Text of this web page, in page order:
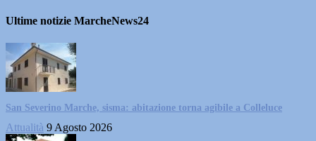
Ultime notizie MarcheNews24
San Severino Marche, sisma: abitazione torna agibile a Colleluce
Attualità 9 Agosto 2026